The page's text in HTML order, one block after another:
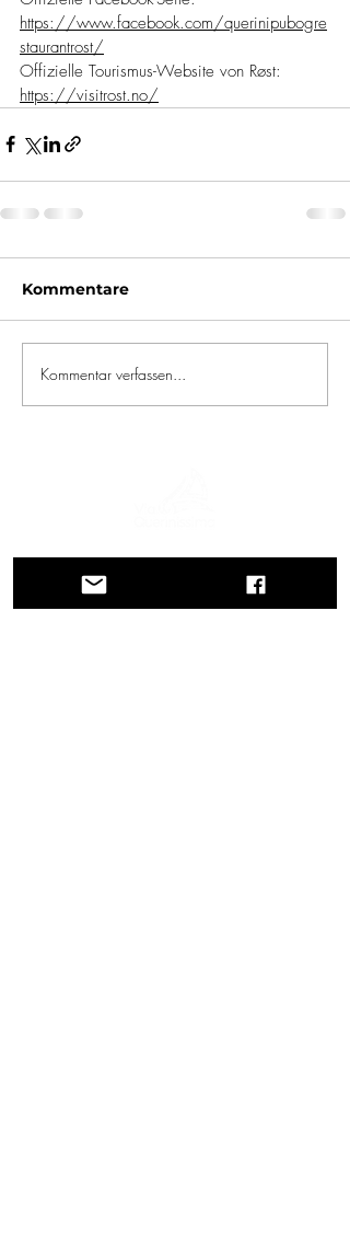
https://www.facebook.com/querinipubogre
staurantrost/
Offizielle Tourismus-Website von Røst:
https://visitrost.no/
Kommentare
Kommentar verfassen...
Eine Reise durch Geschichte, Kulturen und
atemberaubende Landschaften. Via
Querinissima zeichnet die